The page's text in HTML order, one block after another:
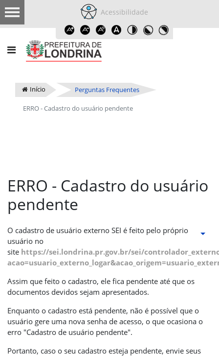
Acessibilidade
Início Perguntas Frequentes
ERRO - Cadastro do usuário pendente
ERRO - Cadastro do usuário
pendente
O cadastro de usuário externo SEI é feito pelo próprio
usuário no
site https://sei.londrina.pr.gov.br/sei/
Assim que feito o cadastro, ele fica pendente até que os
documentos devidos sejam apresentados.
Enquanto o cadastro está pendente, não é possível que o
usuário gere uma nova senha de acesso, o que ocasiona o
erro "Cadastro de usuário pendente".
Portanto, caso o seu cadastro esteja pendente, envie seus